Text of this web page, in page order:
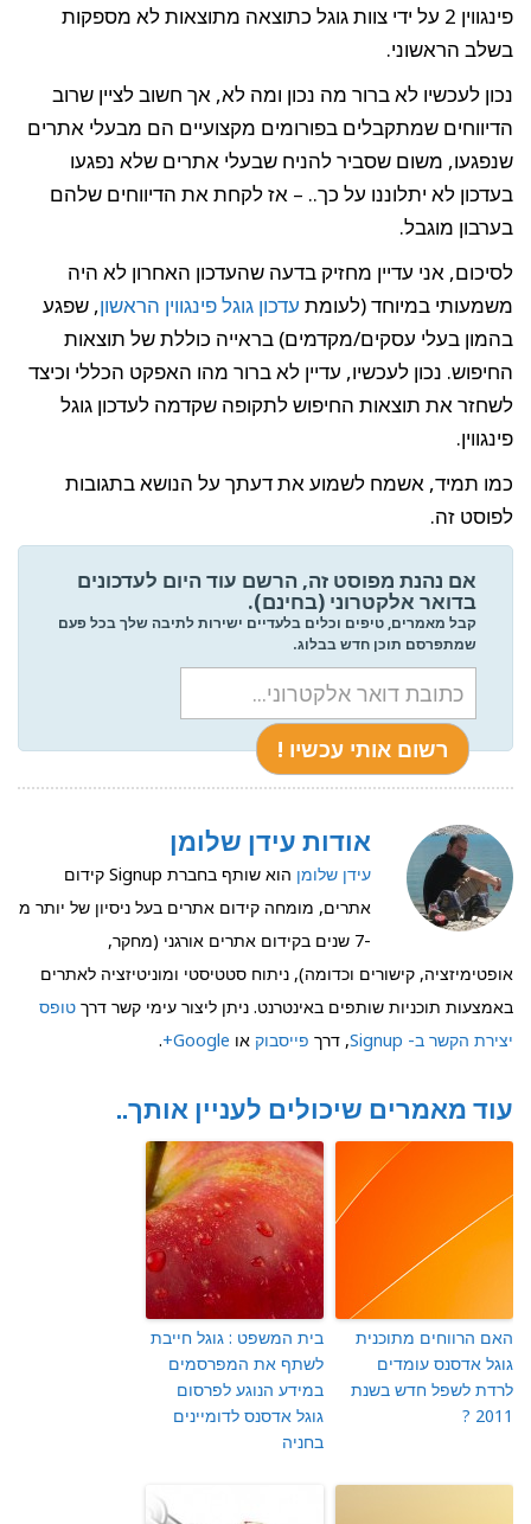
פינגווין 2 על ידי צוות גוגל כתוצאה מתוצאות לא מספקות
בשלב הראשוני.
נכון לעכשיו לא ברור מה נכון ומה לא, אך חשוב לציין שרוב
הדיווחים שמתקבלים בפורומים מקצועיים הם מבעלי אתרים
שנפגעו, משום שסביר להניח שבעלי אתרים שלא נפגעו
בעדכון לא יתלוננו על כך.. – אז לקחת את הדיווחים שלהם
בערבון מוגבל.
לסיכום, אני עדיין מחזיק בדעה שהעדכון האחרון לא היה
משמעותי במיוחד (לעומת עדכון גוגל פינגווין הראשון, שפגע
בהמון בעלי עסקים/מקדמים) בראייה כוללת של תוצאות
החיפוש. נכון לעכשיו, עדיין לא ברור מהו האפקט הכללי וכיצד
לשחזר את תוצאות החיפוש לתקופה שקדמה לעדכון גוגל
פינגווין.
כמו תמיד, אשמח לשמוע את דעתך על הנושא בתגובות
לפוסט זה.
אם נהנת מפוסט זה, הרשם עוד היום לעדכונים
בדואר אלקטרוני (בחינם).
קבל מאמרים, טיפים וכלים בלעדיים ישירות לתיבה שלך בכל פעם
שמתפרסם תוכן חדש בבלוג.
אודות עידן שלומן
עידן שלומן
הוא שותף בחברת Signup קידום
אתרים, מומחה קידום אתרים בעל ניסיון של יותר מ
-7 שנים בקידום אתרים אורגני (מחקר,
אופטימיזציה, קישורים וכדומה), ניתוח סטטיסטי ומוניטיזציה לאתרים
באמצעות תוכניות שותפים באינטרנט. ניתן ליצור עימי קשר דרך טופס
יצירת הקשר ב- Signup
, דרך פייסבוק או Google+
.
עוד מאמרים שיכולים לעניין אותך..
האם הרווחים מתוכנית
גוגל אדסנס עומדים
לרדת לשפל חדש בשנת
2011 ?
בית המשפט : גוגל חייבת
לשתף את המפרסמים
במידע הנוגע לפרסום
גוגל אדסנס לדומיינים
בחניה